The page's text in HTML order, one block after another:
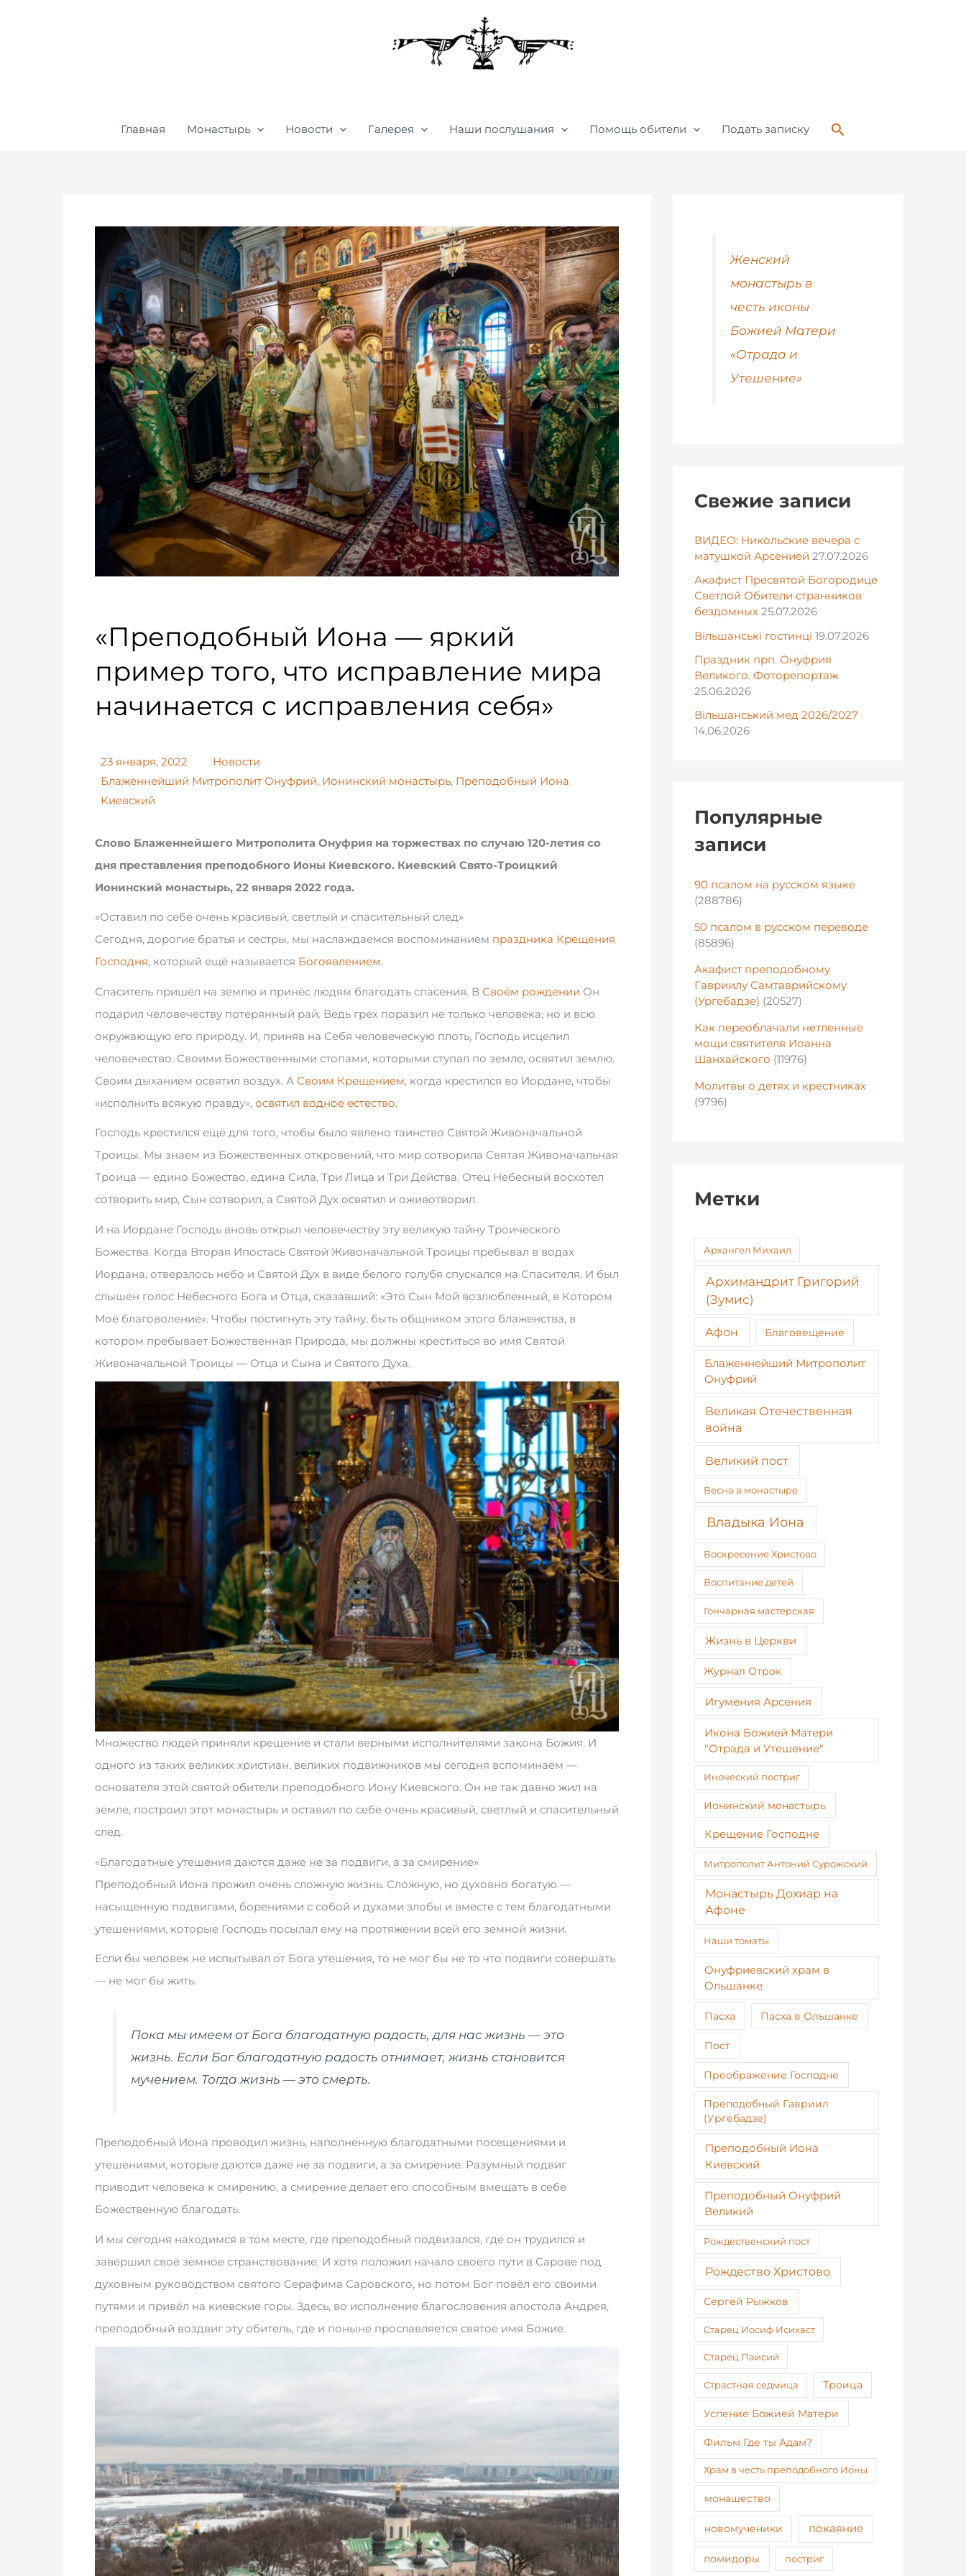
Главная Монастырь Новости Галерея Наши послушания Помощь обители Подать записку Поиск
«Преподобный Иона — яркий
пример того, что исправление мира
начинается с исправления себя»
23 января, 2022
Новости
Блаженнейший Митрополит Онуфрий, Ионинский монастырь, Преподобный Иона
Киевский
Слово Блаженнейшего Митрополита Онуфрия на торжествах по случаю 120-летия со
дня преставления преподобного Ионы Киевского. Киевский Свято-Троицкий
Ионинский монастырь, 22 января 2022 года.
«Оставил по себе очень красивый, светлый и спасительный след»
Сегодня, дорогие братья и сестры, мы наслаждаемся воспоминанием праздника Крещения
Господня, который ещё называется Богоявлением.
Спаситель пришёл на землю и принёс людям благодать спасения. В Своём рождении Он
подарил человечеству потерянный рай. Ведь грех поразил не только человека, но и всю
окружающую его природу. И, приняв на Себя человеческую плоть, Господь исцелил
человечество. Своими Божественными стопами, которыми ступал по земле, освятил землю.
Своим дыханием освятил воздух. А Своим Крещением, когда крестился во Иордане, чтобы
«исполнить всякую правду», освятил водное естество.
Господь крестился ещё для того, чтобы было явлено таинство Святой Живоначальной
Троицы. Мы знаем из Божественных откровений, что мир сотворила Святая Живоначальная
Троица — едино Божество, едина Сила, Три Лица и Три Действа. Отец Небесный восхотел
сотворить мир, Сын сотворил, а Святой Дух освятил и оживотворил.
И на Иордане Господь вновь открыл человечеству эту великую тайну Троического
Божества. Когда Вторая Ипостась Святой Живоначальной Троицы пребывал в водах
Иордана, отверзлось небо и Святой Дух в виде белого голубя спускался на Спасителя. И был
слышен голос Небесного Бога и Отца, сказавший: «Это Сын Мой возлюбленный, в Котором
Моё благоволение». Чтобы постигнуть эту тайну, быть общником этого блаженства, в
котором пребывает Божественная Природа, мы должны креститься во имя Святой
Живоначальной Троицы — Отца и Сына и Святого Духа.
Множество людей приняли крещение и стали верными исполнителями закона Божия. И
одного из таких великих христиан, великих подвижников мы сегодня вспоминаем —
основателя этой святой обители преподобного Иону Киевского. Он не так давно жил на
земле, построил этот монастырь и оставил по себе очень красивый, светлый и спасительный
след.
«Благодатные утешения даются даже не за подвиги, а за смирение»
Преподобный Иона прожил очень сложную жизнь. Сложную, но духовно богатую —
насыщенную подвигами, борениями с собой и духами злобы и вместе с тем благодатными
утешениями, которые Господь посылал ему на протяжении всей его земной жизни.
Если бы человек не испытывал от Бога утешения, то не мог бы не то что подвиги совершать
— не мог бы жить.
Пока мы имеем от Бога благодатную радость, для нас жизнь — это
жизнь. Если Бог благодатную радость отнимает, жизнь становится
мучением. Тогда жизнь — это смерть.
Преподобный Иона проводил жизнь, наполненную благодатными посещениями и
утешениями, которые даются даже не за подвиги, а за смирение. Разумный подвиг
приводит человека к смирению, а смирение делает его способным вмещать в себе
Божественную благодать.
И мы сегодня находимся в том месте, где преподобный подвизался, где он трудился и
завершил своё земное странствование. И хотя положил начало своего пути в Сарове под
духовным руководством святого Серафима Саровского, но потом Бог повёл его своими
путями и привёл на киевские горы. Здесь, во исполнение благословения апостола Андрея,
преподобный воздвиг эту обитель, где и поныне прославляется святое имя Божие.
Женский
монастырь в
честь иконы
Божией Матери
«Отрада и
Утешение»
Свежие записи
ВИДЕО: Никольские вечера с
матушкой Арсенией 27.07.2026
Акафист Пресвятой Богородице
Светлой Обители странников
бездомных 25.07.2026
Вільшанські гостинці 19.07.2026
Праздник прп. Онуфрия
Великого. Фоторепортаж
25.06.2026
Вільшанський мед 2026/2027
14.06.2026
Популярные
записи
90 псалом на русском языке
(288786)
50 псалом в русском переводе
(85896)
Акафист преподобному
Гавриилу Самтаврийскому
(Ургебадзе) (20527)
Как переоблачали нетленные
мощи святителя Иоанна
Шанхайского (11976)
Молитвы о детях и крестниках
(9796)
Метки
Архангел Михаил
Архимандрит Григорий
(Зумис)
Афон Благовещение
Блаженнейший Митрополит
Онуфрий
Великая Отечественная
война
Великий пост
Весна в монастыре
Владыка Иона
Воскресение Христово
Воспитание детей
Гончарная мастерская
Жизнь в Церкви
Журнал Отрок
Игумения Арсения
Икона Божией Матери
"Отрада и Утешение"
Иноческий постриг
Ионинский монастырь
Крещение Господне
Митрополит Антоний Сурожский
Монастырь Дохиар на
Афоне
Наши томаты
Онуфриевский храм в
Ольшанке
Пасха Пасха в Ольшанке
Пост
Преображение Господне
Преподобный Гавриил
(Ургебадзе)
Преподобный Иона
Киевский
Преподобный Онуфрий
Великий
Рождественский пост
Рождество Христово
Сергей Рыжков
Старец Иосиф Исихаст
Старец Паисий
Страстная седмица Троица
Успение Божией Матери
Фильм Где ты Адам?
Храм в честь преподобного Ионы
монашество
новомученики покаяние
помидоры постриг